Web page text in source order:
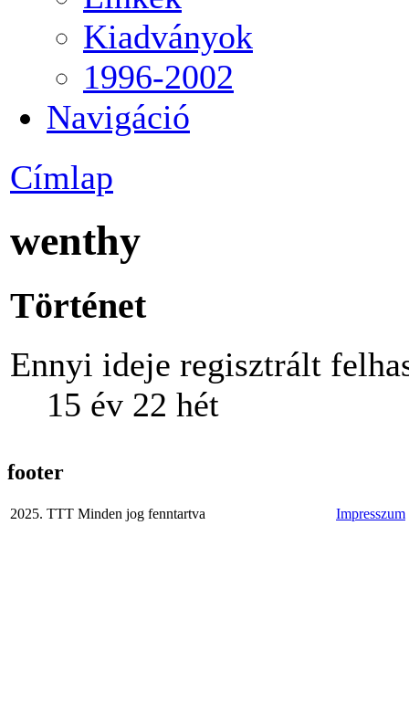
Kiadványok
1996-2002
Navigáció
Címlap
wenthy
Történet
Ennyi ideje regisztrált
15 év 22 hét
footer
2025. TTT Minden jog fenntartva Impresszum